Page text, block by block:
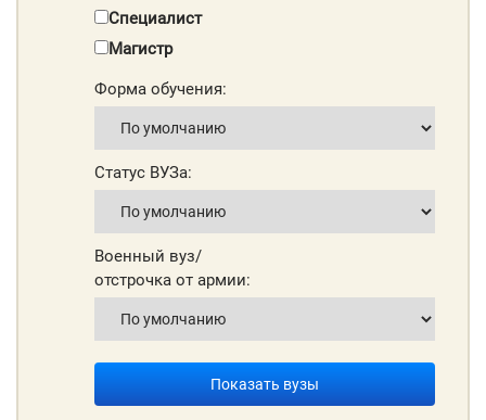
Специалист
Магистр
Форма обучения:
Статус ВУЗа:
Военный вуз/
отстрочка от армии:
Показать вузы